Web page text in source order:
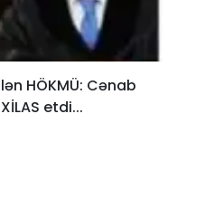
HÖKMÜ: Cənab
etdi...